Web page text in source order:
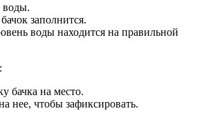
воды.
заполнится.
воды находится на правильной
бачка на место.
нее, чтобы зафиксировать.